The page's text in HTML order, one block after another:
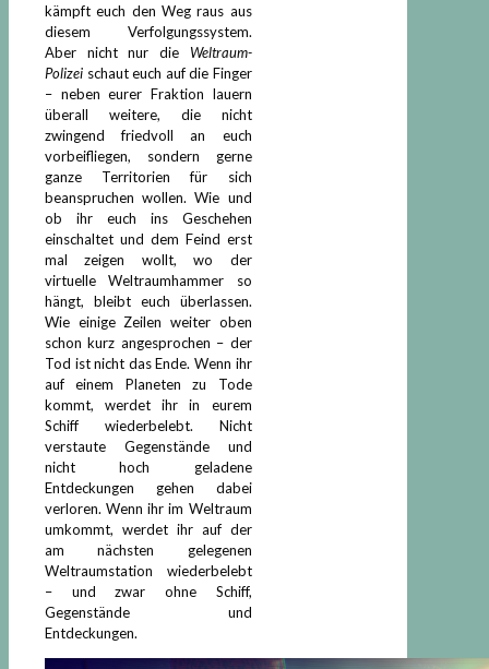
kämpft euch den Weg raus aus
diesem Verfolgungssystem.
Aber nicht nur die Weltraum-
Polizei schaut euch auf die Finger
– neben eurer Fraktion lauern
überall weitere, die nicht
zwingend friedvoll an euch
vorbeifliegen, sondern gerne
ganze Territorien für sich
beanspruchen wollen. Wie und
ob ihr euch ins Geschehen
einschaltet und dem Feind erst
mal zeigen wollt, wo der
virtuelle Weltraumhammer so
hängt, bleibt euch überlassen.
Wie einige Zeilen weiter oben
schon kurz angesprochen – der
Tod ist nicht das Ende. Wenn ihr
auf einem Planeten zu Tode
kommt, werdet ihr in eurem
Schiff wiederbelebt. Nicht
verstaute Gegenstände und
nicht hoch geladene
Entdeckungen gehen dabei
verloren. Wenn ihr im Weltraum
umkommt, werdet ihr auf der
am nächsten gelegenen
Weltraumstation wiederbelebt
– und zwar ohne Schiff,
Gegenstände und
Entdeckungen.